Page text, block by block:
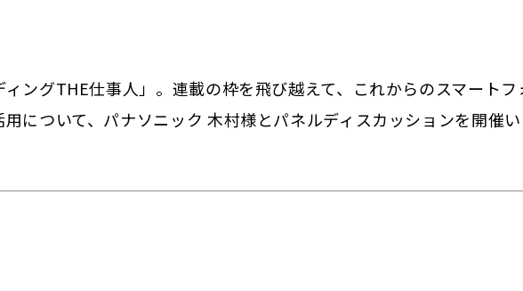
ングTHE仕事人」。連載の枠を飛び越えて、これからのスマートフ
について、パナソニック 木村様とパネルディスカッションを開催